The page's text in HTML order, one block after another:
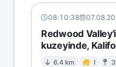
08:10:38
Redwood
kuzeyinde,
6.4 km I